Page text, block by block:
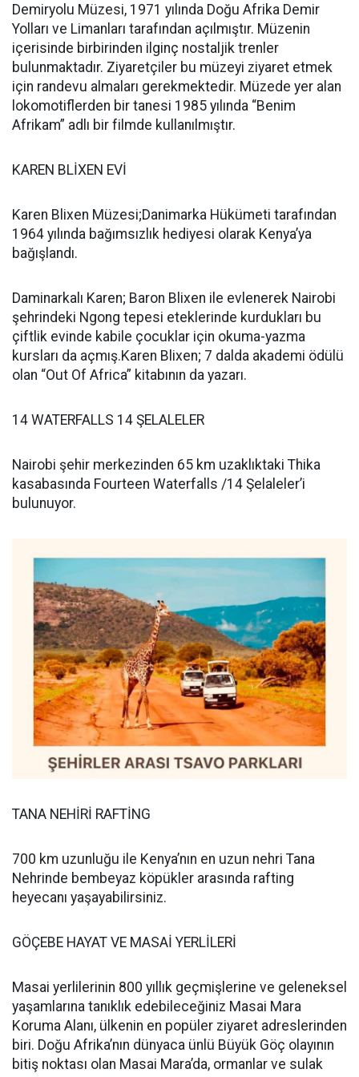
Demiryolu Müzesi, 1971 yılında Doğu Afrika Demir
Yolları ve Limanları tarafından açılmıştır. Müzenin
içerisinde birbirinden ilginç nostaljik trenler
bulunmaktadır. Ziyaretçiler bu müzeyi ziyaret etmek
için randevu almaları gerekmektedir. Müzede yer alan
lokomotiflerden bir tanesi 1985 yılında “Benim
Afrikam” adlı bir filmde kullanılmıştır.
KAREN BLİXEN EVİ
Karen Blixen Müzesi;Danimarka Hükümeti tarafından
1964 yılında bağımsızlık hediyesi olarak Kenya’ya
bağışlandı.
Daminarkalı Karen; Baron Blixen ile evlenerek Nairobi
şehrindeki Ngong tepesi eteklerinde kurdukları bu
çiftlik evinde kabile çocuklar için okuma-yazma
kursları da açmış.Karen Blixen; 7 dalda akademi ödülü
olan “Out Of Africa” kitabının da yazarı.
14 WATERFALLS 14 ŞELALELER
Nairobi şehir merkezinden 65 km uzaklıktaki Thika
kasabasında Fourteen Waterfalls /14 Şelaleler’i
bulunuyor.
TANA NEHİRİ RAFTİNG
700 km uzunluğu ile Kenya’nın en uzun nehri Tana
Nehrinde bembeyaz köpükler arasında rafting
heyecanı yaşayabilirsiniz.
GÖÇEBE HAYAT VE MASAİ YERLİLERİ
Masai yerlilerinin 800 yıllık geçmişlerine ve geleneksel
yaşamlarına tanıklık edebileceğiniz Masai Mara
Koruma Alanı, ülkenin en popüler ziyaret adreslerinden
biri. Doğu Afrika’nın dünyaca ünlü Büyük Göç olayının
bitiş noktası olan Masai Mara’da, ormanlar ve sulak